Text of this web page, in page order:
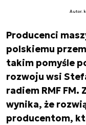
Autor.
Producenci
polskiemu
takim pomyśle
rozwoju wsi
radiem RMF
wynika, że
producentom,